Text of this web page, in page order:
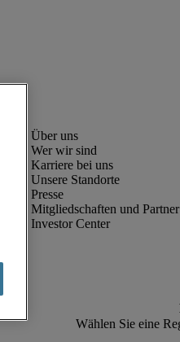
Wer wir sind
Karriere bei uns
Unsere Standorte
Presse
Mitgliedschaften und Partner
Investor Center